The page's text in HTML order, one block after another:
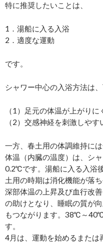
特に推奨したいことは、
1．湯船に入る入浴
2．適度な運動
です。
シャワー中心の入浴方法は
（1）足元の体温が上がりに
（2）交感神経を刺激しやす
一方、春土用の体調維持に
体温（内臓の温度）は、シ
0.2℃です。湯船に入る入浴
土用の時期は消化機能が落
深部体温の上昇及び血行改
の助けとなり、睡眠の質が
もつながります。38℃～
す。
4月は、運動を始めるまたは